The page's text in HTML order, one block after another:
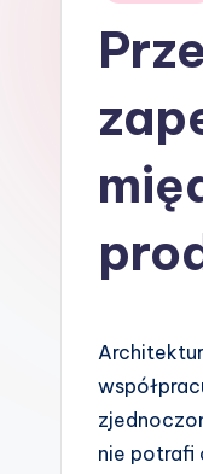
A
nie potrafi